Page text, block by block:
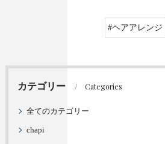
#ヘアアレンジ
カテゴリー Categories
全てのカテゴリー
chapi